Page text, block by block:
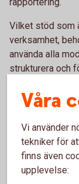
Vilket stöd som
verksamhet,
använda alla
strukturera och
Gör
Våra
Vi använder
tekniker för
finns även
upplevelse: